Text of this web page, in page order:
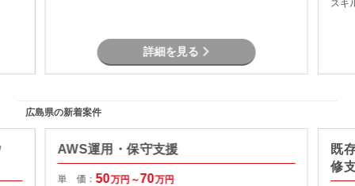
詳細を見る
スキ
広島県の新着案件
AWS運用・保守支援
単 価：50万円～70万円
既
修